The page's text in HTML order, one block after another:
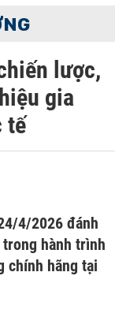
lược,
gia
tế
4/2026 đánh
hành trình
chính hãng tại